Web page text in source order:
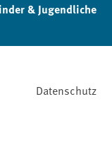
& Jugendliche
Datenschutz